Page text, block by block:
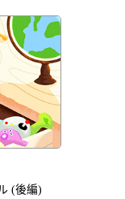
(後編)